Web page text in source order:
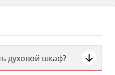
духовой шкаф?